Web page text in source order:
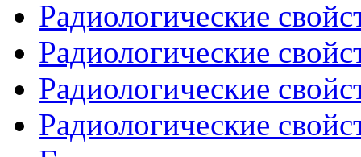
Радиологические
Радиологические
Радиологические
Радиологические